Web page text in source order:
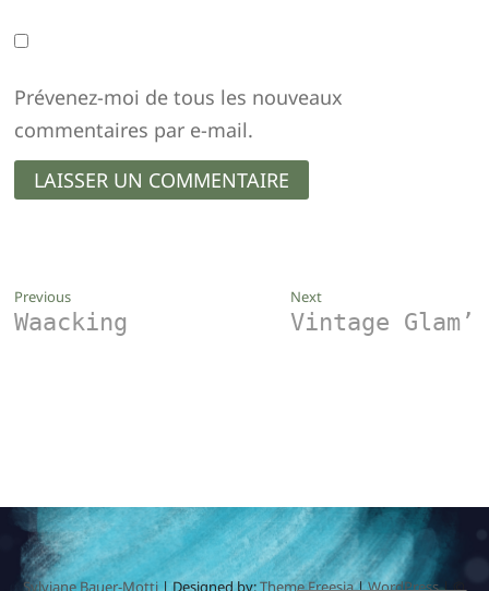
Prévenez-moi de tous les nouveaux
commentaires par e-mail.
Navigation
de
PreviousPrevious
post:
Waacking
NextNext
post:
Vintage Glam’
Sylviane Bauer-Motti | Designed by:Theme Freesia|WordPress| ©